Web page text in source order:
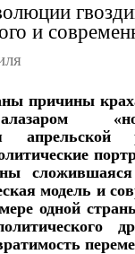
и
причины
модель и
одной